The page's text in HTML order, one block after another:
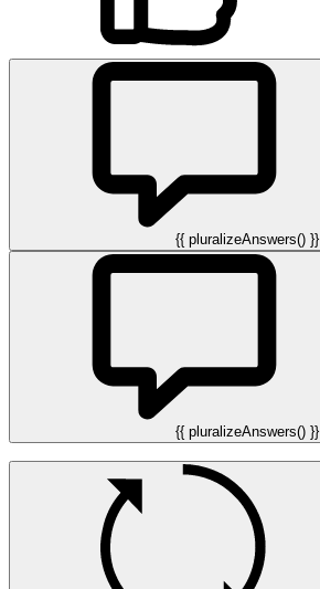
{{ pluralizeAnswers() }}
{{ pluralizeAnswers() }}